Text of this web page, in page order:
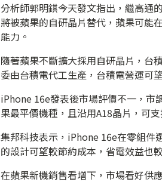
分析師郭明錤今天發文指出，繼高通
將被蘋果的自研晶片替代，蘋果可能
能力。
隨著蘋果不斷擴大採用自研晶片，台
委由台積電代工生產，台積電營運可
iPhone 16e發表後市場評價不一，市
果最平價機種，且沿用A18晶片，可
集邦科技表示，iPhone 16e在零組件
的設計可望較節約成本，省電效益也
在蘋果新機銷售看增下，市場看好供